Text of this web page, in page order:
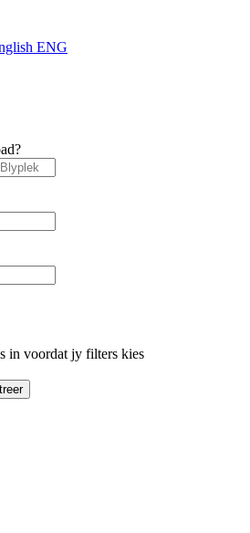
ENG
in voordat jy filters kies